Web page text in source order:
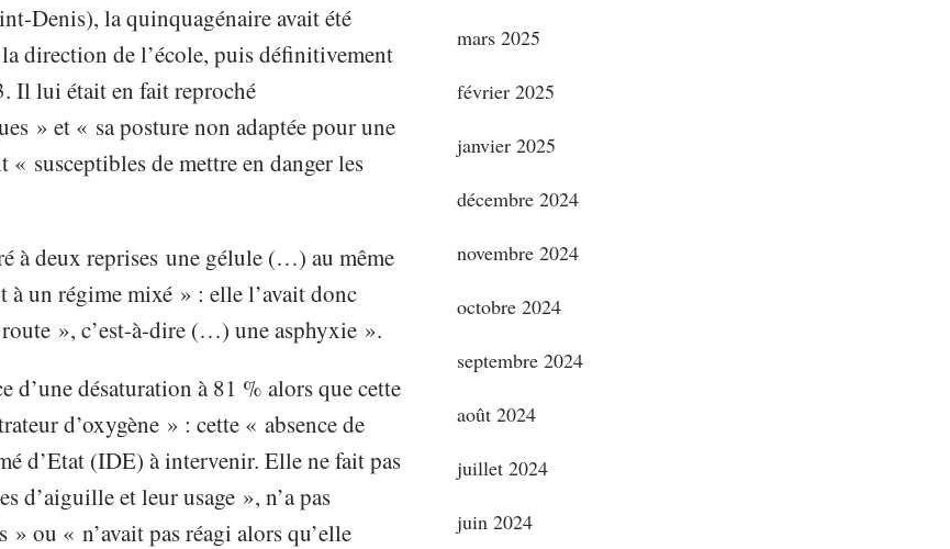
Denis), la quinquagénaire avait été
direction de l’école, puis définitivement
Il lui était en fait reproché
» et « sa posture non adaptée pour une
susceptibles de mettre en danger les
à deux reprises une gélule (…) au même
à un régime mixé » : elle l’avait donc
», c’est-à-dire (…) une asphyxie ».
d’une désaturation à 81 % alors que cette
d’oxygène » : cette « absence de
d’Etat (IDE) à intervenir. Elle ne fait pas
d’aiguille et leur usage », n’a pas
ou « n’avait pas réagi alors qu’elle
mars 2025
février 2025
janvier 2025
décembre 2024
novembre 2024
octobre 2024
septembre 2024
août 2024
juillet 2024
juin 2024